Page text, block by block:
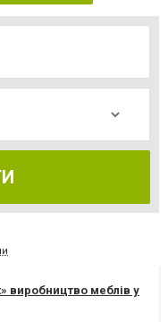
виробництво меблів у